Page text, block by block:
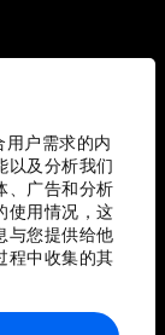
户需求的内
以及分析我们
、广告和分析
使用情况，这
与您提供给他
程中收集的其